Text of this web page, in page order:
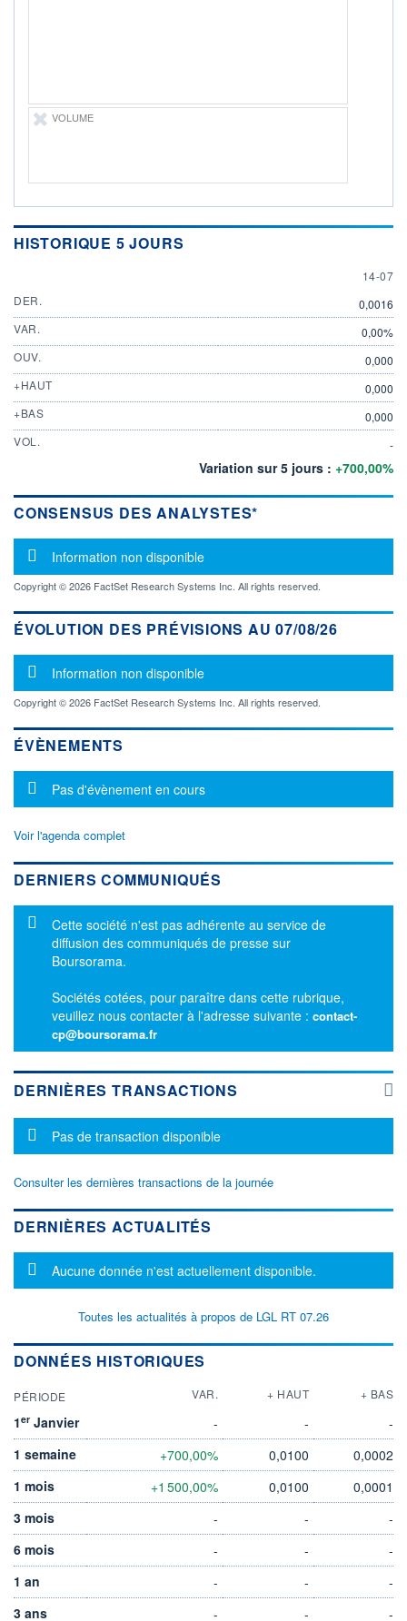
VOLUME
HISTORIQUE 5 JOURS
14 JULY
14-07
DER.
0,0016
VAR.
0,00%
OUV.
0,000
+HAUT
0,000
+BAS
0,000
VOL.
-
Variation sur 5 jours : +700,00%
CONSENSUS DES ANALYSTES*
Message d'information
Information non disponible
Copyright © 2026 FactSet Research Systems Inc. All rights reserved.
ÉVOLUTION DES PRÉVISIONS AU 07/08/26
Message d'information
Information non disponible
Copyright © 2026 FactSet Research Systems Inc. All rights reserved.
ÉVÈNEMENTS
Message d'information
Pas d'évènement en cours
Voir l'agenda complet
DERNIERS COMMUNIQUÉS
Message d'information
Cette société n'est pas adhérente au service de
diffusion des communiqués de presse sur
Boursorama.
Sociétés cotées, pour paraître dans cette rubrique,
veuillez nous contacter à l'adresse suivante : contact-
cp@boursorama.fr
DERNIÈRES TRANSACTIONS
Message d'information
Pas de transaction disponible
Consulter les dernières transactions de la journée
DERNIÈRES ACTUALITÉS
Message d'information
Aucune donnée n'est actuellement disponible.
Toutes les actualités à propos de LGL RT 07.26
DONNÉES HISTORIQUES
PÉRIODE VAR. + HAUT + BAS
1er Janvier - -
-
1 semaine
+700,00% 0,0100
0,0002
1 mois
+1 500,00% 0,0100
0,0001
3 mois
- -
-
6 mois
- -
-
1 an
- -
-
3 ans
- -
-